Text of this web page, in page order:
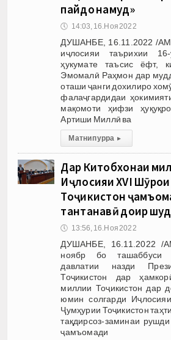
пайдо намуд»
🕔 14:03, 16.Ноя 2022
ДУШАНБЕ, 16.11.2022 /
иҷлосияи таърихии
ҳукумате таъсис ёфт,
Эмомалӣ Раҳмон дар
оташи ҷанги дохилиро
фалаҷгардидаи
мақомоти ҳифзи
Артиши Миллӣ ва
Матни пурра ▸
Дар Китобхонаи
Иҷлосияи ХVI
Тоҷикистон
тантанавӣ доир шуд
🕔 13:56, 16.Ноя 2022
ДУШАНБЕ, 16.11.2022 /
ноябр бо ташаббуси
давлатии назди
Тоҷикистон дар
миллии Тоҷикистон дар
юмин солгарди
Ҷумҳурии Тоҷикистон
тақдирсоз-заминаи
ҷамъомади